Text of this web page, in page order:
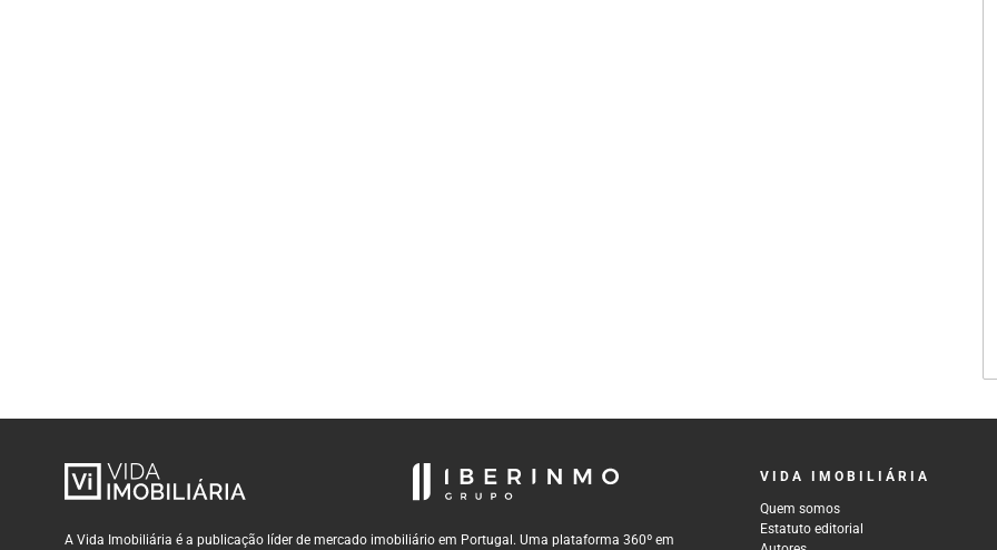
A Vida Imobiliária é a publicação líder de mercado imobiliário em Portugal. Uma plataforma 360º em
VIDA IMOBILIÁRIA
Quem somos
Estatuto editorial